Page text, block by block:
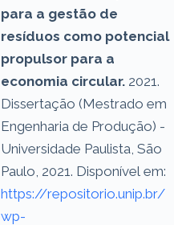
para a gestão de
resíduos como potencial
propulsor para a
economia circular. 2021.
Dissertação (Mestrado em
Engenharia de Produção) -
Universidade Paulista, São
Paulo, 2021. Disponível em:
https://repositorio.unip.br/
wp-